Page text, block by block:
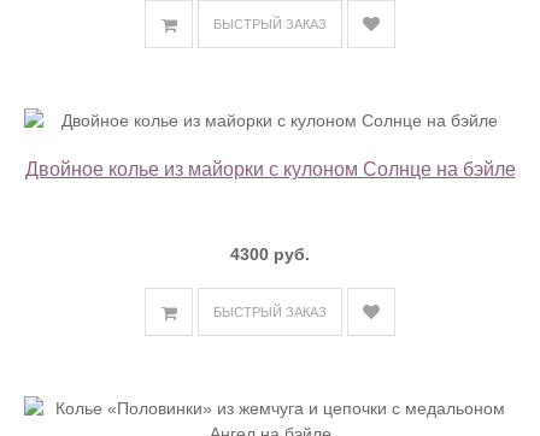
БЫСТРЫЙ ЗАКАЗ
Двойное колье из майорки с кулоном Солнце на бэйле
4300 руб.
БЫСТРЫЙ ЗАКАЗ